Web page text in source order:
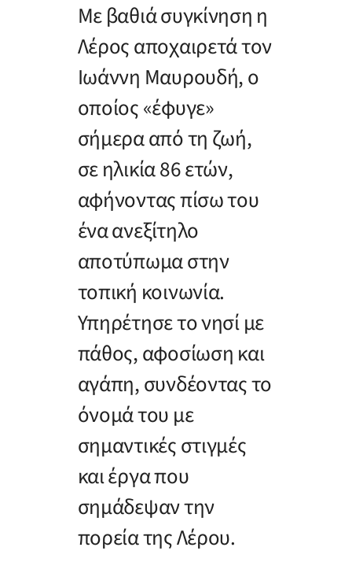
Με βαθιά συγκίνηση η
Λέρος αποχαιρετά τον
Ιωάννη Μαυρουδή, ο
οποίος «έφυγε»
σήμερα από τη ζωή,
σε ηλικία 86 ετών,
αφήνοντας πίσω του
ένα ανεξίτηλο
αποτύπωμα στην
τοπική κοινωνία.
Υπηρέτησε το νησί με
πάθος, αφοσίωση και
αγάπη, συνδέοντας το
όνομά του με
σημαντικές στιγμές
και έργα που
σημάδεψαν την
πορεία της Λέρου.